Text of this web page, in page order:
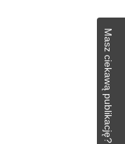
Masz ciekawą publikację?